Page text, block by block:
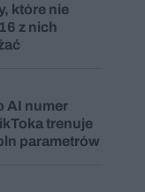
które nie
z nich
AI numer
trenuje
parametrów